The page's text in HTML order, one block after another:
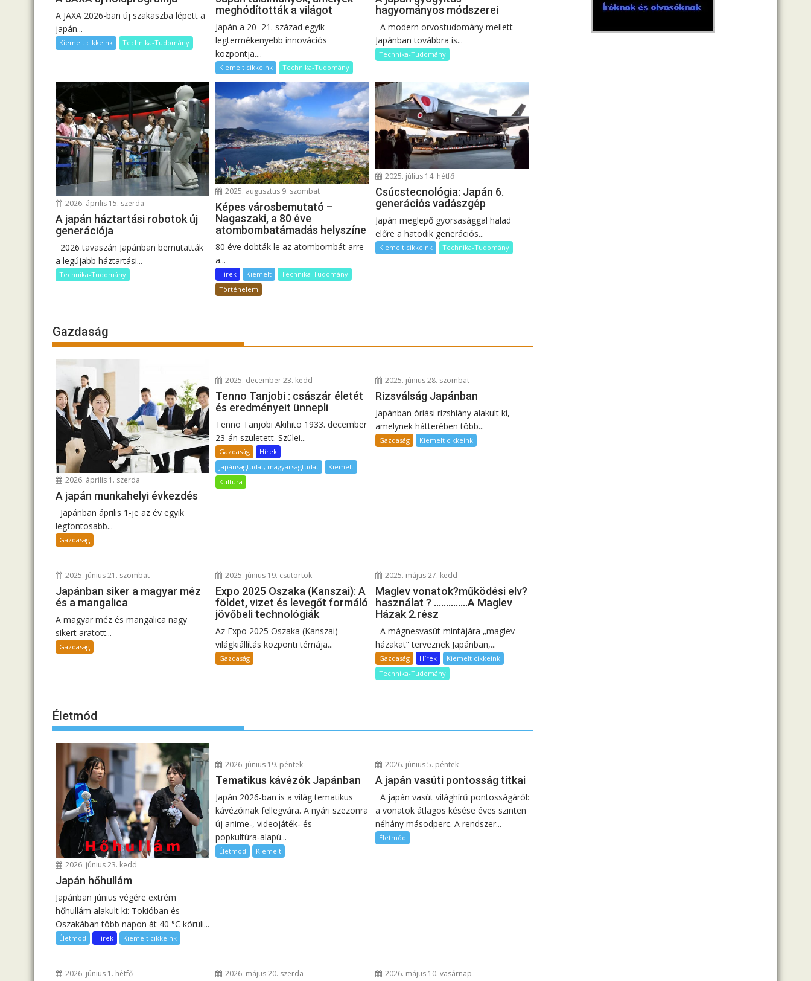
A JAXA 2026-ban új szakaszba lépett a
japán...
Kiemelt cikkeink Technika-Tudomány
meghódították a világot
Japán a 20–21. század egyik
legtermékenyebb innovációs
központja....
Kiemelt cikkeink Technika-Tudomány
hagyományos módszerei
A modern orvostudomány mellett
Japánban továbbra is...
Technika-Tudomány
2026. április 15. szerda
A japán háztartási robotok új
generációja
2026 tavaszán Japánban bemutatták
a legújabb háztartási...
Technika-Tudomány
2025. augusztus 9. szombat
Képes városbemutató –
Nagaszaki, a 80 éve
atombombatámadás helyszíne
80 éve dobták le az atombombát arre
a...
Hírek Kiemelt
Technika-Tudomány
Történelem
2025. július 14. hétfő
Csúcstecnológia: Japán 6.
generációs vadászgép
Japán meglepő gyorsasággal halad
előre a hatodik generációs...
Kiemelt cikkeink Technika-Tudomány
Gazdaság
2026. április 1. szerda
A japán munkahelyi évkezdés
Japánban április 1-je az év egyik
legfontosabb...
Gazdaság
2025. december 23. kedd
Tenno Tanjobi : császár életét
és eredményeit ünnepli
Tenno Tanjobi Akihito 1933. december
23-án született. Szülei...
Gazdaság
Hírek
Japánságtudat, magyarságtudat
Kiemelt
Kultúra
2025. június 28. szombat
Rizsválság Japánban
Japánban óriási rizshiány alakult ki,
amelynek hátterében több...
Gazdaság Kiemelt cikkeink
2025. június 21. szombat
Japánban siker a magyar méz
és a mangalica
A magyar méz és mangalica nagy
sikert aratott...
Gazdaság
2025. június 19. csütörtök
Expo 2025 Oszaka (Kanszai): A
földet, vizet és levegőt formáló
jövőbeli technológiák
Az Expo 2025 Oszaka (Kanszai)
világkiállítás központi témája...
Gazdaság
2025. május 27. kedd
Maglev vonatok?működési elv?
használat ? …………..A Maglev
Házak 2.rész
A mágnesvasút mintájára „maglev
házakat” terveznek Japánban,...
Gazdaság Hírek
Kiemelt cikkeink
Technika-Tudomány
Életmód
2026. június 23. kedd
Japán hőhullám
Japánban június végére extrém
hőhullám alakult ki: Tokióban és
Oszakában több napon át 40 °C körüli...
Életmód Hírek Kiemelt cikkeink
2026. június 19. péntek
Tematikus kávézók Japánban
Japán 2026-ban is a világ tematikus
kávézóinak fellegvára. A nyári szezonra
új anime‑, videojáték‑ és
popkultúra‑alapú...
Életmód Kiemelt
2026. június 5. péntek
A japán vasúti pontosság titkai
A japán vasút világhírű pontosságáról:
a vonatok átlagos késése éves szinten
néhány másodperc. A rendszer...
Életmód
2026. június 1. hétfő 2026. május 20. szerda 2026. május 10. vasárnap